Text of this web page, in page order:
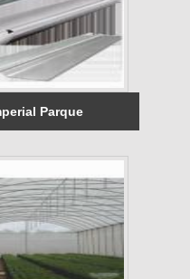
Parque